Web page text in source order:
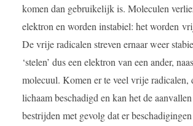
komen dan gebruikelijk is. Moleculen
elektron en worden instabiel: het worden
De vrije radicalen streven ernaar weer
‘stelen’ dus een elektron van een ander,
molecuul. Komen er te veel vrije radicalen,
lichaam beschadigd en kan het de
bestrijden met gevolg dat er